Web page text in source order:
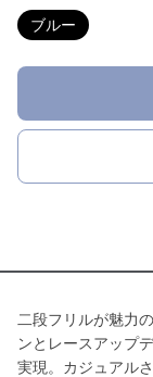
ブルー
二段フリルが魅力
ンとレースアップ
実現。カジュアル